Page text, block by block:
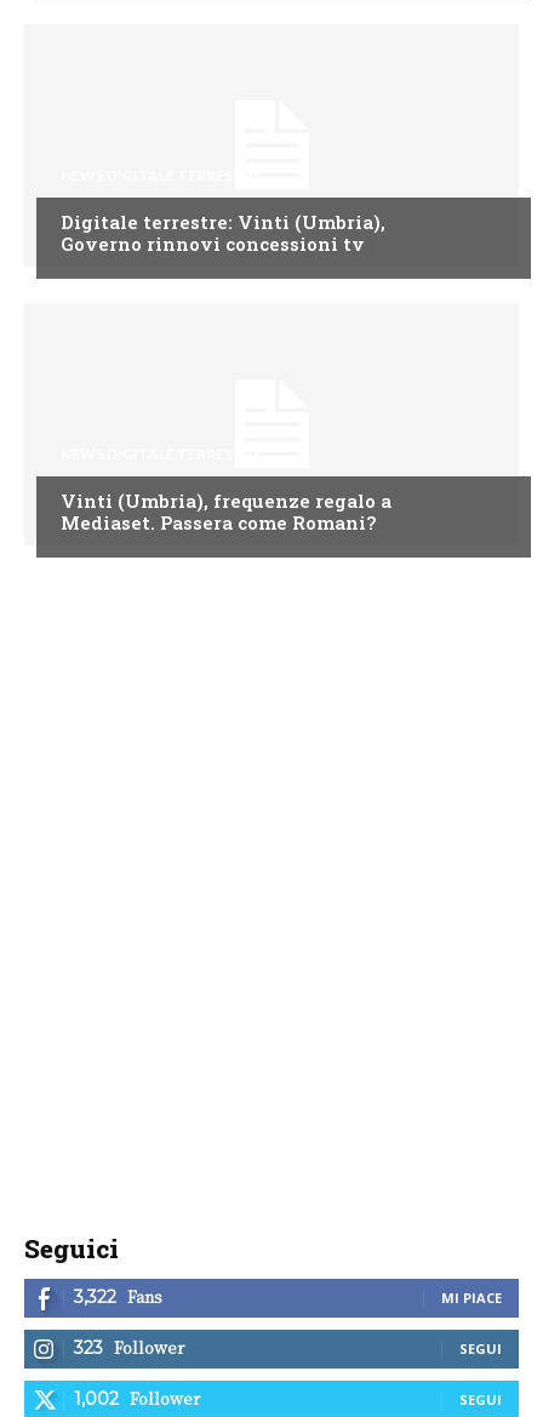
Digitale terrestre: Vinti (Umbria),
Governo rinnovi concessioni tv
Vinti (Umbria), frequenze regalo a
Mediaset. Passera come Romani?
Seguici
3,322 Fans MI PIACE
323 Follower SEGUI
1,002 Follower SEGUI